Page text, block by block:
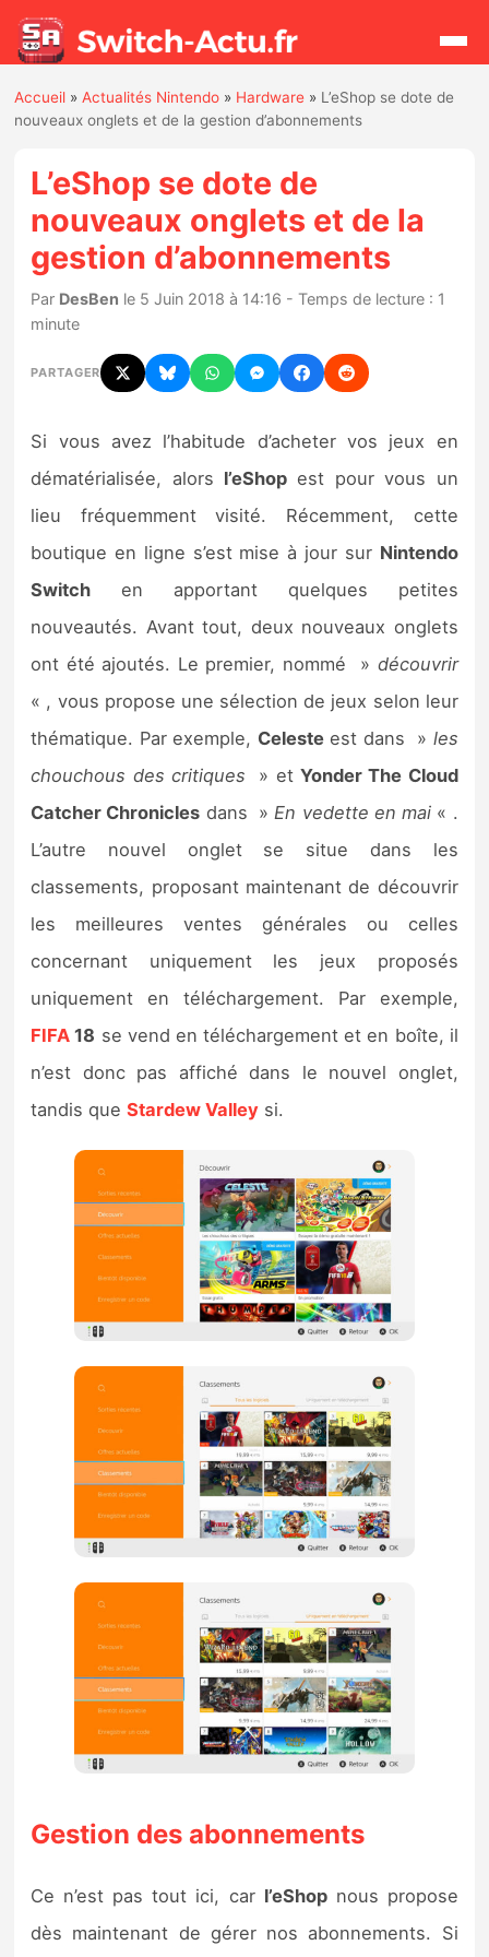
Rechercher
Actualités
Jeux
Hardware
Mises à jour
Rumeurs
Nintendo Direct
Tests et previews
Tests de jeux
Tests d’accessoires
Autres tests
Previews
Précommandes
Précommandes jeux Switch 2
Sorties de jeux
Bons plans
Accueil »Actualités Nintendo » Hardware » L’eShop se dote de
nouveaux onglets et de la gestion d’abonnements
L’eShop se dote de
nouveaux onglets et de la
gestion d’abonnements
Par DesBen le 5 Juin 2018 à 14:16 - Temps de lecture : 1
minute
PARTAGER
Si vous avez l’habitude d’acheter vos jeux en
dématérialisée, alors l’eShop est pour vous un
lieu fréquemment visité. Récemment, cette
boutique en ligne s’est mise à jour sur Nintendo
Switch en apportant quelques petites
nouveautés. Avant tout, deux nouveaux onglets
ont été ajoutés. Le premier, nommé » découvrir
« , vous propose une sélection de jeux selon leur
thématique. Par exemple, Celesteest dans » les
chouchous des critiques » etYonder The Cloud
Catcher Chronicles dans » En vedette en mai « .
L’autre nouvel onglet se situe dans les
classements, proposant maintenant de découvrir
les meilleures ventes générales ou celles
concernant uniquement les jeux proposés
uniquement en téléchargement. Par exemple,
FIFA 18 se vend en téléchargement et en boîte, il
n’est donc pas affiché dans le nouvel onglet,
tandis queStardew Valley si.
Gestion des abonnements
Ce n’est pas tout ici, car l’eShopnous propose
dès maintenant de gérer nos abonnements. Si